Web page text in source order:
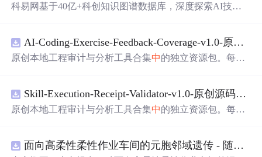
科易网基于40亿+科创知识图谱数据库，深度探索AI技术
新领域的AI+数智化解决方案，推动科技创新与产业创新
智能化发展。
AI-Coding-Exercise-Feedback-Coverage-v1.0-原创源码与文档.zip
原创本地工程审计与分析工具合集中的独立资源包。每个
README、运行说明、功能清单、MIT License及原创与授
权声明。解压后进入project目录，执行npm test验证算法，
目源码、Logo、官方截图、论文、生产日志或其他受限素
Skill-Execution-Receipt-Validator-v1.0-原创源码与文档.zip
原创本地工程审计与分析工具合集中的独立资源包。每个
README、运行说明、功能清单、MIT License及原创与授
面向高柔性柔性作业车间的元胞邻域遗传 - 随机重启爬山混合调度优化算法（Matlab代码实现）